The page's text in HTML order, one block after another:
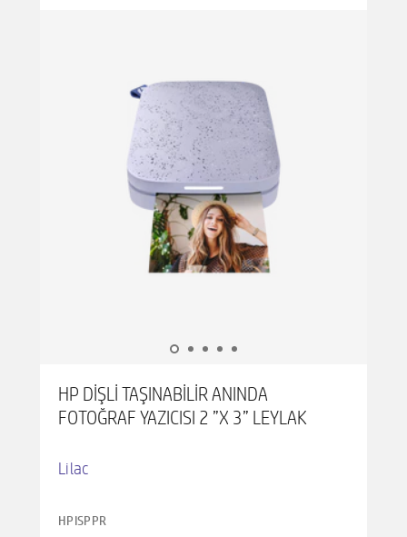
geliştirmek için telefonunuzdaki basit fotoğraf
düzenleme uygulamasını kullanın. Fotoğrafınızı
gerçek bir sanat eserine dönüştürmek için
çıkartmalar, kenarlıklar, filtreler ve diğer çarpıcı
efektler ekleyin.
PREMIUM SEYAHAT BOYUTUNDA BASKI -
Kompakt, hafif tasarım çantanıza veya sırt
çantanıza sorunsuzca sığar. Tüm fotoğraf
çekme maceralarınızda bu taşınabilir yazıcıyı
kolayca yanınıza alın. Bu el tipi cihazla
HP DIŞLI TAŞINABILIR ANINDA
FOTOĞRAF YAZICISI 2 ”X 3” LEYLAK
Lilac
HPISPPR